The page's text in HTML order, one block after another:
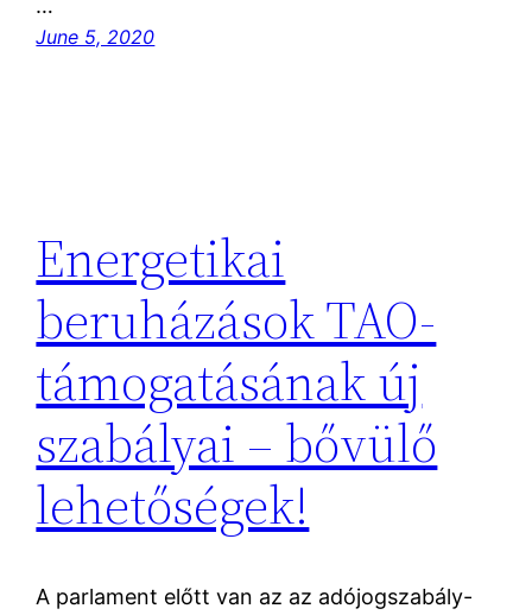
…
June 5, 2020
Energetikai
beruházások TAO-
támogatásának új
szabályai – bővülő
lehetőségek!
A parlament előtt van az az adójogszabály-